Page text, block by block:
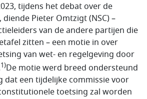
tijdens het debat over de
Pieter Omtzigt (NSC) –
van de andere partijen die
zitten – een motie in over
van wet- en regelgeving door
1)De motie werd breed ondersteund
dat een tijdelijke commissie voor
toetsing zal worden